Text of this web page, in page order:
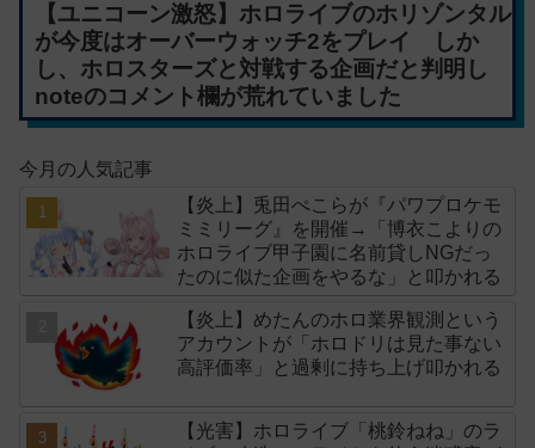
【ユニコーン激怒】ホロライブのホリゾンタル
が今度はオーバーウォッチ2をプレイ しか
し、ホロスターズと対戦する企画だと判明し
noteのコメント欄が荒れていました
今月の人気記事
【炎上】兎田ぺこらが『パワプロケモ
ミミリーグ』を開催→「博衣こよりの
ホロライブ甲子園に名前貸しNGだっ
たのに似た企画をやるな」と叩かれる
【炎上】めたんのホロ業界観測という
アカウントが「ホロドリは見た事ない
高評価率」と過剰に持ち上げ叩かれる
【光害】ホロライブ「桃鈴ねね」のラ